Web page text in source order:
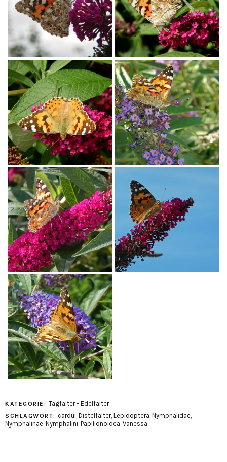
KATEGORIE: Tagfalter - Edelfalter
SCHLAGWORT: cardui Distelfalter, Lepidoptera Nymphalidae
Nymphalinae Nymphalini Papilionoidea Vanessa